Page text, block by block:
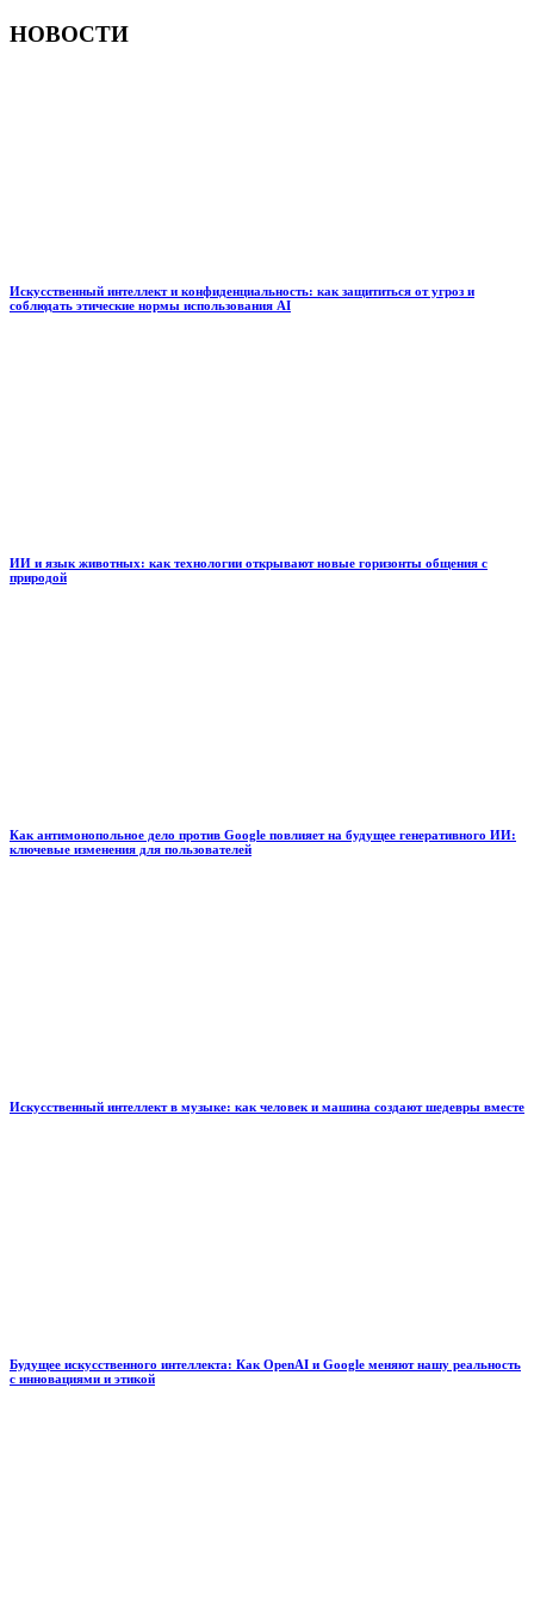
НОВОСТИ
Искусственный интеллект и конфиденциальность: как защититься от угроз и
соблюдать этические нормы использования AI
ИИ и язык животных: как технологии открывают новые горизонты общения с
природой
Как антимонопольное дело против Google повлияет на будущее генеративного ИИ:
ключевые изменения для пользователей
Искусственный интеллект в музыке: как человек и машина создают шедевры вместе
Будущее искусственного интеллекта: Как OpenAI и Google меняют нашу реальность
с инновациями и этикой